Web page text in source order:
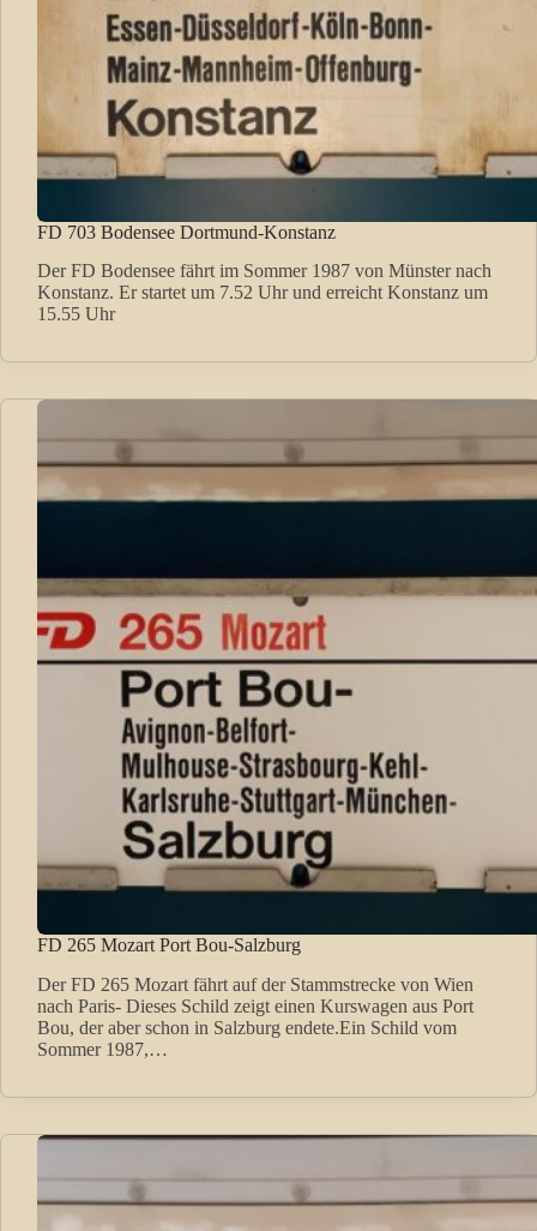
FD 703 Bodensee Dortmund-Konstanz
Der FD Bodensee fährt im Sommer 1987 von Münster nach
Konstanz. Er startet um 7.52 Uhr und erreicht Konstanz um
15.55 Uhr
FD 265 Mozart Port Bou-Salzburg
Der FD 265 Mozart fährt auf der Stammstrecke von Wien
nach Paris- Dieses Schild zeigt einen Kurswagen aus Port
Bou, der aber schon in Salzburg endete.Ein Schild vom
Sommer 1987,…